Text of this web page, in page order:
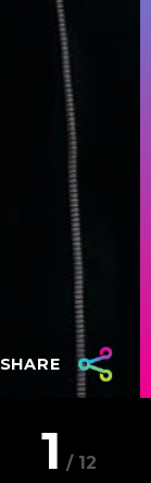
SHARE
1 12